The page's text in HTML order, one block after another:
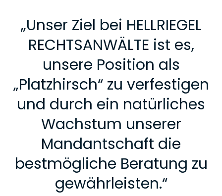
„Unser Ziel bei HELLRIEGEL
RECHTSANWÄLTE ist es,
unsere Position als
„Platzhirsch“ zu verfestigen
und durch ein natürliches
Wachstum unserer
Mandantschaft die
bestmögliche Beratung zu
gewährleisten.“